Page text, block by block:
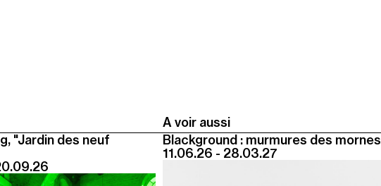
A voir aussi
"Jardin des neuf
Blackground : murmures des mornes
11.06.26 - 28.03.27